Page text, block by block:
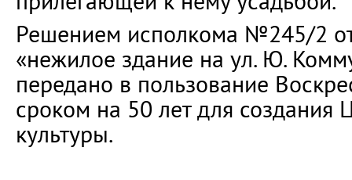
Решением исполкома №245/2
«нежилое здание на ул. Ю.
передано в пользование
сроком на 50 лет для создания
культуры.